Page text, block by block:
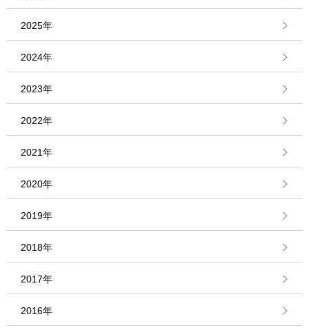
2025年
2024年
2023年
2022年
2021年
2020年
2019年
2018年
2017年
2016年